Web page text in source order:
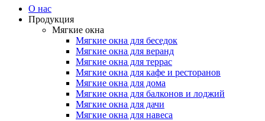
О нас
Продукция
Мягкие окна
Мягкие окна для беседок
Мягкие окна для веранд
Мягкие окна для террас
Мягкие окна для кафе и ресторанов
Мягкие окна для дома
Мягкие окна для балконов и лоджий
Мягкие окна для дачи
Мягкие окна для навеса